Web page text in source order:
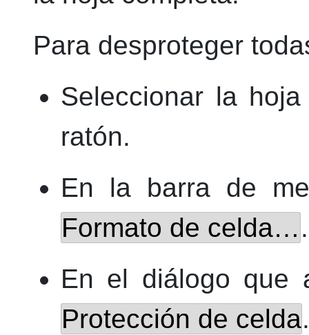
Para desproteger
Seleccionar la
ratón.
En la barra de
Formato de celda… .
En el diálogo que
Protección de celda.